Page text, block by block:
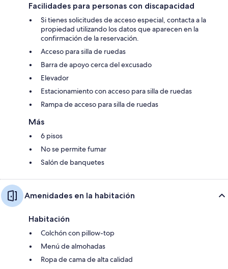
Facilidades para personas con discapacidad
Si tienes solicitudes de acceso especial, contacta a la
propiedad utilizando los datos que aparecen en la
confirmación de la reservación.
Acceso para silla de ruedas
Barra de apoyo cerca del excusado
Elevador
Estacionamiento con acceso para silla de ruedas
Rampa de acceso para silla de ruedas
Más
6 pisos
No se permite fumar
Salón de banquetes
Amenidades en la habitación
Habitación
Colchón con pillow-top
Menú de almohadas
Ropa de cama de alta calidad